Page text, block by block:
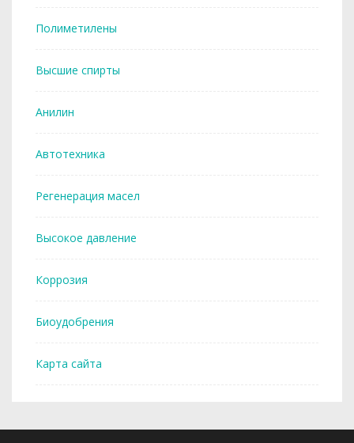
Полиметилены
Высшие спирты
Анилин
Автотехника
Регенерация масел
Высокое давление
Коррозия
Биоудобрения
Карта сайта